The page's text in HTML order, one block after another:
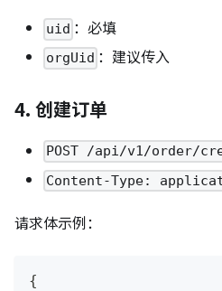
uid ：必填
orgUid ：建议传入
4. 创建订单
POST /api/v1/order/
Content-Type:
请求体示例：
{